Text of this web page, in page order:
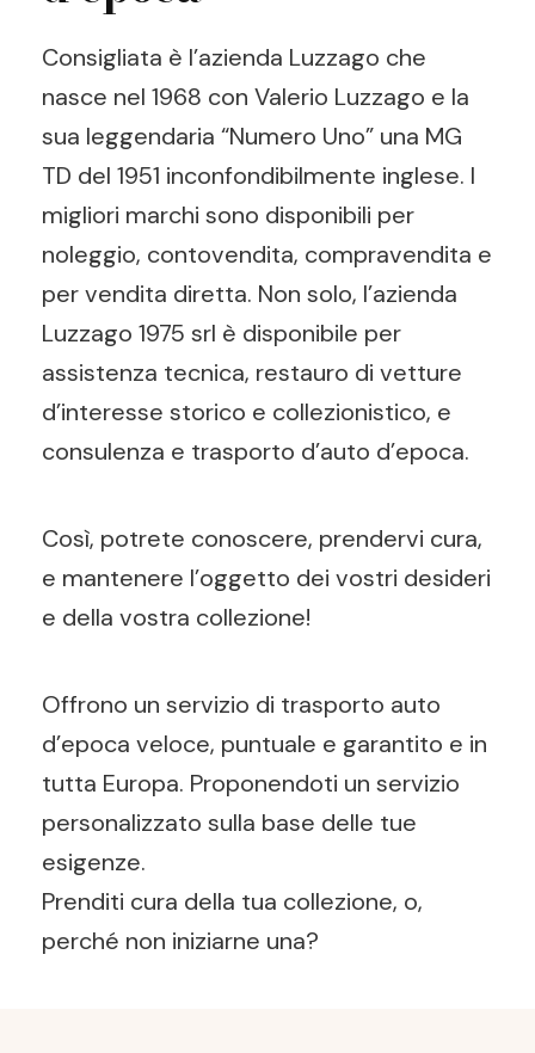
Consigliata è l’azienda Luzzago che
nasce nel 1968 con Valerio Luzzago e la
sua leggendaria “Numero Uno” una MG
TD del 1951 inconfondibilmente inglese. I
migliori marchi sono disponibili per
noleggio, contovendita, compravendita e
per vendita diretta. Non solo, l’azienda
Luzzago 1975 srl è disponibile per
assistenza tecnica, restauro di vetture
d’interesse storico e collezionistico, e
consulenza e trasporto d’auto d’epoca.
Così, potrete conoscere, prendervi cura,
e mantenere l’oggetto dei vostri desideri
e della vostra collezione!
Offrono un servizio di trasporto auto
d’epoca veloce, puntuale e garantito e in
tutta Europa. Proponendoti un servizio
personalizzato sulla base delle tue
esigenze.
Prenditi cura della tua collezione, o,
perché non iniziarne una?